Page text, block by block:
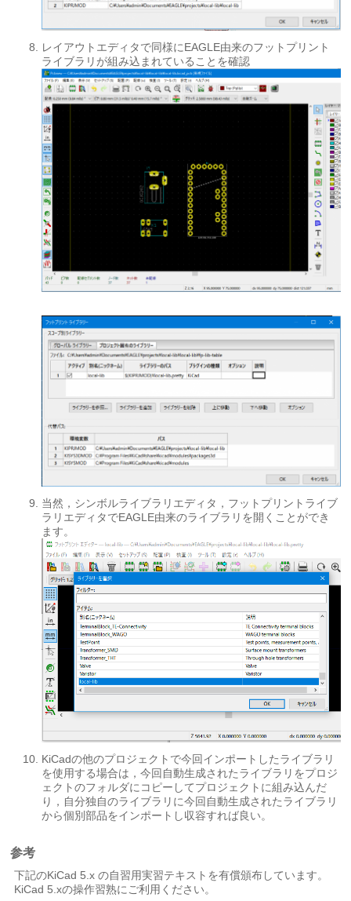
レイアウトエディタで同様にEAGLE由来のフットプリント
ライブラリが組み込まれていることを確認
当然，シンボルライブラリエディタ，フットプリントライブ
ラリエディタでEAGLE由来のライブラリを開くことができ
ます。
KiCadの他のプロジェクトで今回インポートしたライブラリ
を使用する場合は，今回自動生成されたライブラリをプロジ
ェクトのフォルダにコピーしてプロジェクトに組み込んだ
り，自分独自のライブラリに今回自動生成されたライブラリ
から個別部品をインポートし収容すれば良い。
参考
下記のKiCad 5.x の自習用実習テキストを有償頒布しています。
KiCad 5.xの操作習熟にご利用ください。